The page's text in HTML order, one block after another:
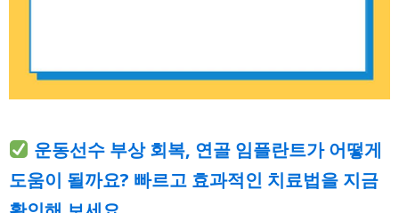
운동선수 부상 회복, 연골 임플란트가 어떻게
도움이 될까요? 빠르고 효과적인 치료법을 지금